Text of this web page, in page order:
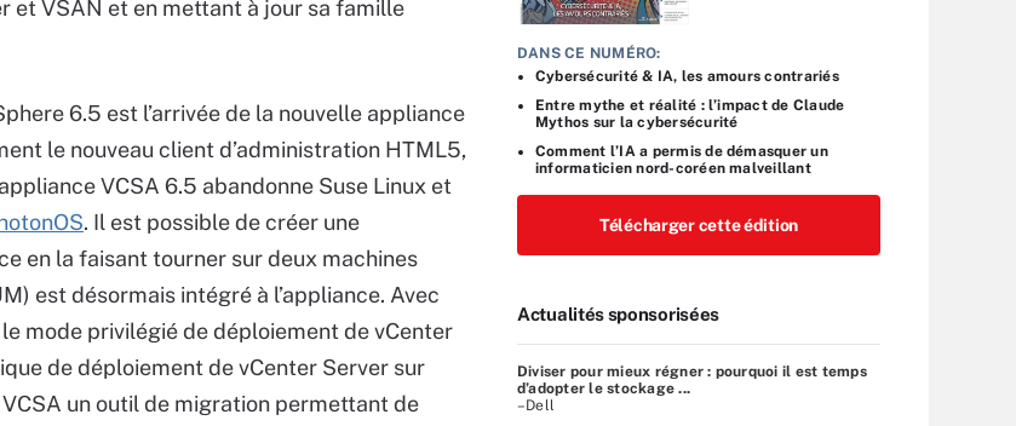
et VSAN et en mettant à jour sa famille
6.5 est l’arrivée de la nouvelle appliance
le nouveau client d’administration HTML5,
VCSA 6.5 abandonne Suse Linux et
. Il est possible de créer une
en la faisant tourner sur deux machines
est désormais intégré à l’appliance. Avec
mode privilégié de déploiement de vCenter
de déploiement de vCenter Server sur
VCSA un outil de migration permettant de
DANS CE NUMÉRO:
Cybersécurité & IA, les amours contrariés
Entre mythe et réalité : l’impact de Claude
Mythos sur la cybersécurité
Comment l’IA a permis de démasquer un
informaticien nord-coréen malveillant
Télécharger cette édition
Actualités sponsorisées
Diviser pour mieux régner : pourquoi il est temps
d’adopter le stockage ...
–Dell